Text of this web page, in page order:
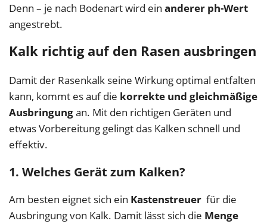
Denn – je nach Bodenart wird ein anderer ph-Wert
angestrebt.
Kalk richtig auf den Rasen ausbringen
Damit der Rasenkalk seine Wirkung optimal entfalten
kann, kommt es auf die korrekte und gleichmäßige
Ausbringungan. Mit den richtigen Geräten und
etwas Vorbereitung gelingt das Kalken schnell und
effektiv.
1. Welches Gerät zum Kalken?
Am besten eignet sich ein Kastenstreuer für die
Ausbringung von Kalk. Damit lässt sich die Menge